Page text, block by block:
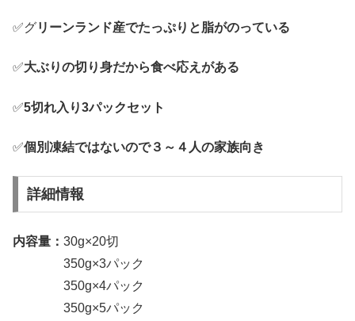
✅グリーンランド産でたっぷりと脂がのっている
✅大ぶりの切り身だから食べ応えがある
✅5切れ入り3パックセット
✅個別凍結ではないので３～４人の家族向き
詳細情報
内容量： 30g×20切
350g×3パック
350g×4パック
350g×5パック